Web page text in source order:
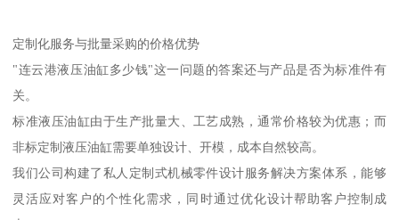
定制化服务与批量采购的价格优势
"连云港液压油缸多少钱"这一问题的答案还与产品是否为标准件有
关。
标准液压油缸由于生产批量大、工艺成熟，通常价格较为优惠；而
非标定制液压油缸需要单独设计、开模，成本自然较高。
我们公司构建了私人定制式机械零件设计服务解决方案体系，能够
灵活应对客户的个性化需求，同时通过优化设计帮助客户控制成